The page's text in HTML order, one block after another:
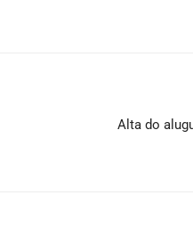
Alta do